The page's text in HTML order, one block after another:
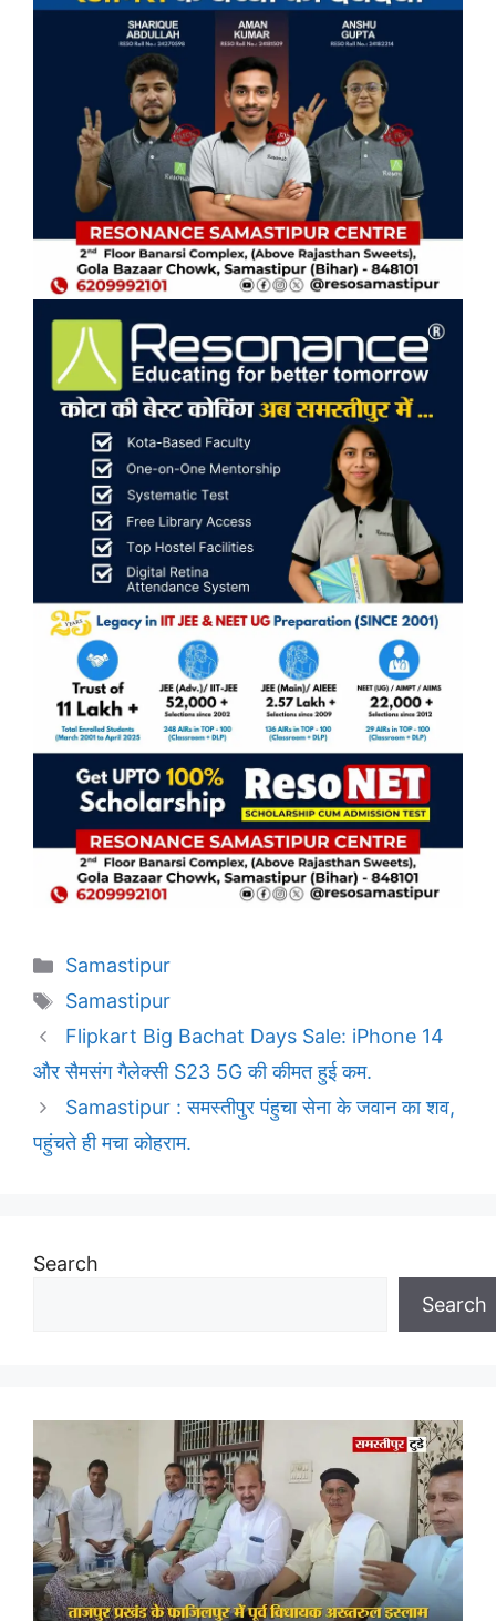
Categories
Samastipur
Tags
Samastipur
Flipkart Big Bachat Days Sale: iPhone 14
और सैमसंग गैलेक्सी S23 5G की कीमत हुई कम.
Samastipur : समस्तीपुर पंहुचा सेना के जवान का शव,
पहुंचते ही मचा कोहराम.
Search
Search